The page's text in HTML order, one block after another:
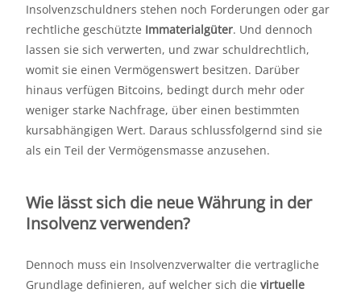
Insolvenzschuldners stehen noch Forderungen oder gar
rechtliche geschützte Immaterialgüter. Und dennoch
lassen sie sich verwerten, und zwar schuldrechtlich,
womit sie einen Vermögenswert besitzen. Darüber
hinaus verfügen Bitcoins, bedingt durch mehr oder
weniger starke Nachfrage, über einen bestimmten
kursabhängigen Wert. Daraus schlussfolgernd sind sie
als ein Teil der Vermögensmasse anzusehen.
Wie lässt sich die neue Währung in der
Insolvenz verwenden?
Dennoch muss ein Insolvenzverwalter die vertragliche
Grundlage definieren, auf welcher sich die virtuelle